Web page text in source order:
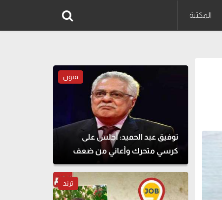
المكتبة
فنون
توفيق عبد الحميد: أجلس على
كرسي متحرك وأعاني من ضعف
النظر
ترند